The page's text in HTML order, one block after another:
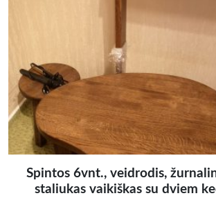
Spintos 6vnt., veidrodis,
staliukas vaikiškas su dviem